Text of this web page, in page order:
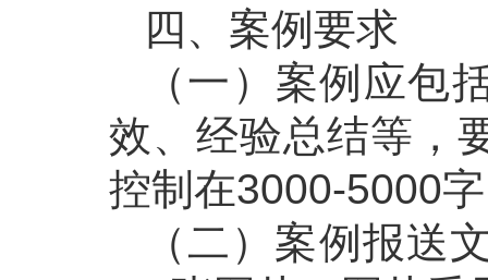
四、案例要求
（一）案例应包
效、经验总结等，
控制在3000-5000
（二）案例报送